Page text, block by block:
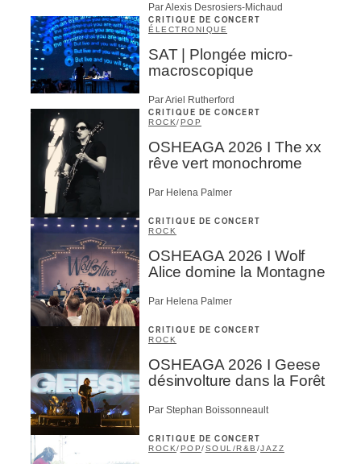
Par Alexis Desrosiers-Michaud
CRITIQUE DE CONCERT
ÉLECTRONIQUE
SAT | Plongée micro-
macroscopique
Par Ariel Rutherford
CRITIQUE DE CONCERT
ROCK/POP
OSHEAGA 2026 I The xx
rêve vert monochrome
Par Helena Palmer
CRITIQUE DE CONCERT
ROCK
OSHEAGA 2026 I Wolf
Alice domine la Montagne
Par Helena Palmer
CRITIQUE DE CONCERT
ROCK
OSHEAGA 2026 I Geese
désinvolture dans la Forêt
Par Stephan Boissonneault
CRITIQUE DE CONCERT
ROCK/POP/SOUL/R&B /JAZZ